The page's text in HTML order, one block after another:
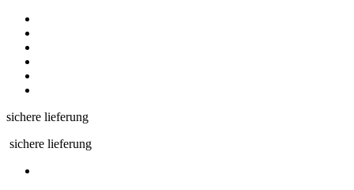
sichere lieferung
sichere lieferung